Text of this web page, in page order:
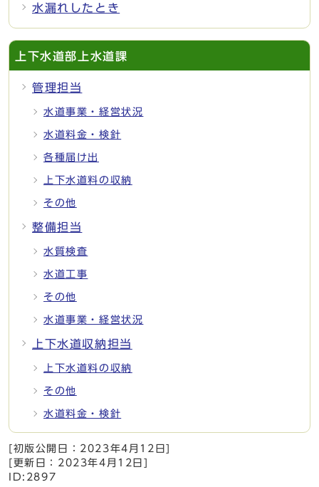
水漏れしたとき
上下水道部上水道課
管理担当
水道事業・経営状況
水道料金・検針
各種届け出
上下水道料の収納
その他
整備担当
水質検査
水道工事
その他
水道事業・経営状況
上下水道収納担当
上下水道料の収納
その他
水道料金・検針
[初版公開日： 2023年4月12日
[更新日： 2023年4月12日
ID:2897